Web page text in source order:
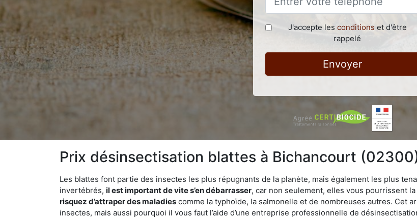
J'accepte les conditions et d'être
rappelé
Envoyer
Prix désinsectisation blattes à Bichancourt
Les blattes font partie des insectes les plus répugnants de la planète, mais également les plus
invertébrés, il est important de vite s’en débarrasser, car non seulement, elles vous pourrissent
risquez d’attraper des maladies comme la typhoïde, la salmonelle et de nombreuses autres. Cet
insectes, mais aussi pourquoi il vous faut l’aide d’une entreprise professionnelle de